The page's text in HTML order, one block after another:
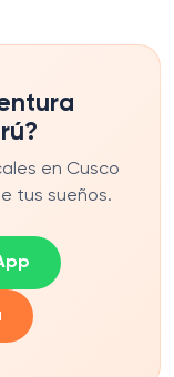
en Cusco
tus sueños.